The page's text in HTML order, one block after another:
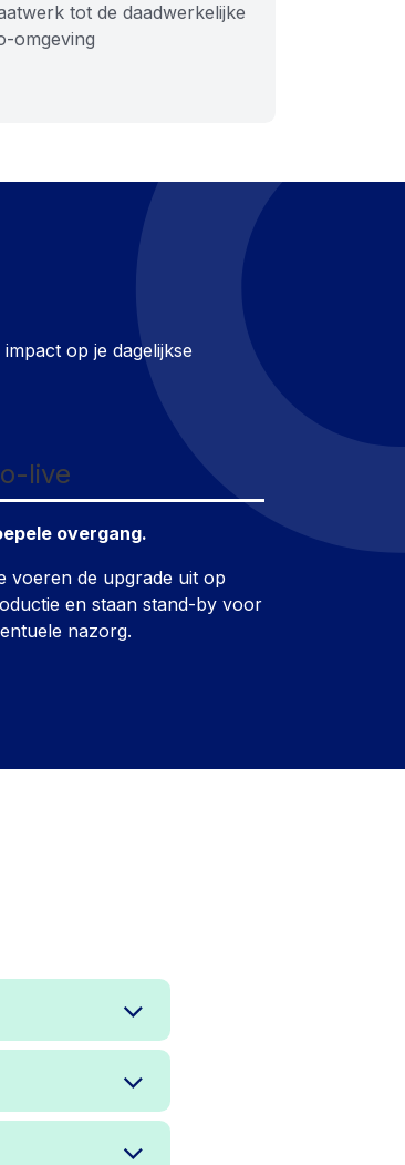
tot de daadwerkelijke
omgeving
op je dagelijkse
live
overgang.
voeren de upgrade uit op
en staan stand-by voor
nazorg.